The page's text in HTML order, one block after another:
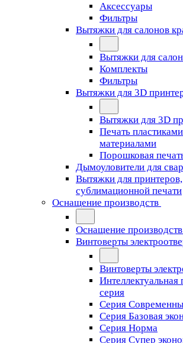
Аксессуары
Фильтры
Вытяжки для салонов
Вытяжки для
Комплекты
Фильтры
Вытяжки для 3D
Вытяжки для 3D
Печать
материалами
Порошковая
Дымоуловители для
Вытяжки для принтеров,
сублимационной печати
Оснащение производств
Оснащение производств
Винтоверты
Винтоверты
серия
Серия
Серия Базовая
Серия Норма
Серия Cупер